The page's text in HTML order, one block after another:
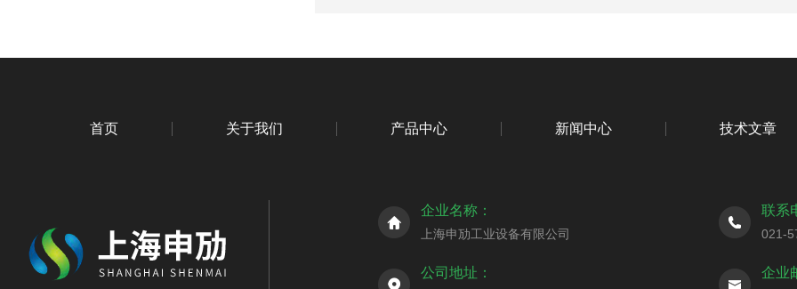
首页 关于我们 产品中心 新闻中心 技术文章
企业名称：
上海申劢工业设备有限公司
联系
021-
公司地址： 企业